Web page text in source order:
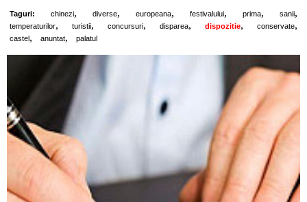
Taguri: chinezi, diverse, europeana, festivalului, prima, sanii,
temperaturilor, turistii, concursuri, disparea, dispozitie, conservate,
castel , anuntat, palatul